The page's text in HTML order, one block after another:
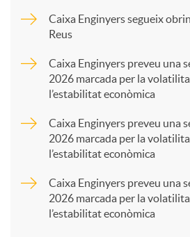
p
a
Caixa Enginyers segueix
Reus
Caixa Enginyers preveu una
2026 marcada per la
l’estabilitat econòmica
Caixa Enginyers preveu una
2026 marcada per la
l’estabilitat econòmica
Caixa Enginyers preveu una
2026 marcada per la
l’estabilitat econòmica